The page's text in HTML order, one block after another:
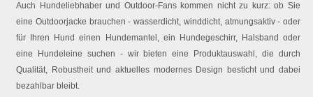
Auch Hundeliebhaber und Outdoor-Fans kommen nicht zu kurz: ob Sie
eine Outdoorjacke brauchen - wasserdicht, winddicht, atmungsaktiv - oder
für Ihren Hund einen Hundemantel, ein Hundegeschirr, Halsband oder
eine Hundeleine suchen - wir bieten eine Produktauswahl, die durch
Qualität, Robustheit und aktuelles modernes Design besticht und dabei
bezahlbar bleibt.